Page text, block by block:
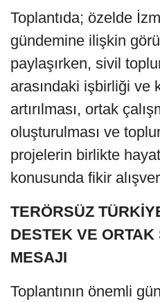
Toplantıda; özelde
gündemine ilişkin
paylaşırken, sivil
arasındaki işbirliği ve
artırılması, ortak
oluşturulması ve
projelerin birlikte
konusunda fikir
TERÖRSÜZ
DESTEK VE
MESAJI
Toplantının önemli